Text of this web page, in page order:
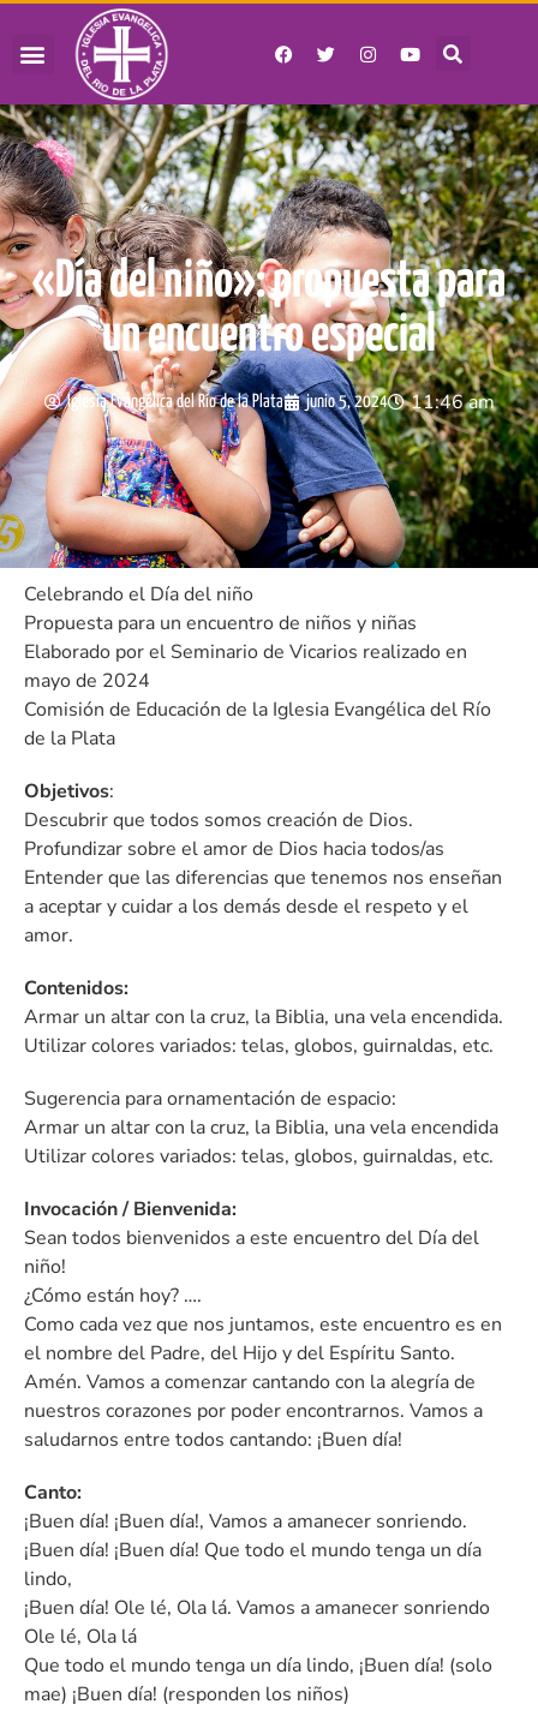
«Día del niño»: propuesta para
un encuentro especial
Iglesia Evangélica del Río de la Plata junio 5, 2024 11:46 am
Celebrando el Día del niño
Propuesta para un encuentro de niños y niñas
Elaborado por el Seminario de Vicarios realizado en
mayo de 2024
Comisión de Educación de la Iglesia Evangélica del Río
de la Plata
Objetivos:
Descubrir que todos somos creación de Dios.
Profundizar sobre el amor de Dios hacia todos/as
Entender que las diferencias que tenemos nos enseñan
a aceptar y cuidar a los demás desde el respeto y el
amor.
Contenidos:
Armar un altar con la cruz, la Biblia, una vela encendida.
Utilizar colores variados: telas, globos, guirnaldas, etc.
Sugerencia para ornamentación de espacio:
Armar un altar con la cruz, la Biblia, una vela encendida
Utilizar colores variados: telas, globos, guirnaldas, etc.
Invocación / Bienvenida:
Sean todos bienvenidos a este encuentro del Día del
niño!
¿Cómo están hoy? ….
Como cada vez que nos juntamos, este encuentro es en
el nombre del Padre, del Hijo y del Espíritu Santo.
Amén. Vamos a comenzar cantando con la alegría de
nuestros corazones por poder encontrarnos. Vamos a
saludarnos entre todos cantando: ¡Buen día!
Canto:
¡Buen día! ¡Buen día!, Vamos a amanecer sonriendo.
¡Buen día! ¡Buen día! Que todo el mundo tenga un día
lindo,
¡Buen día! Ole lé, Ola lá. Vamos a amanecer sonriendo
Ole lé, Ola lá
Que todo el mundo tenga un día lindo, ¡Buen día! (solo
mae) ¡Buen día! (responden los niños)